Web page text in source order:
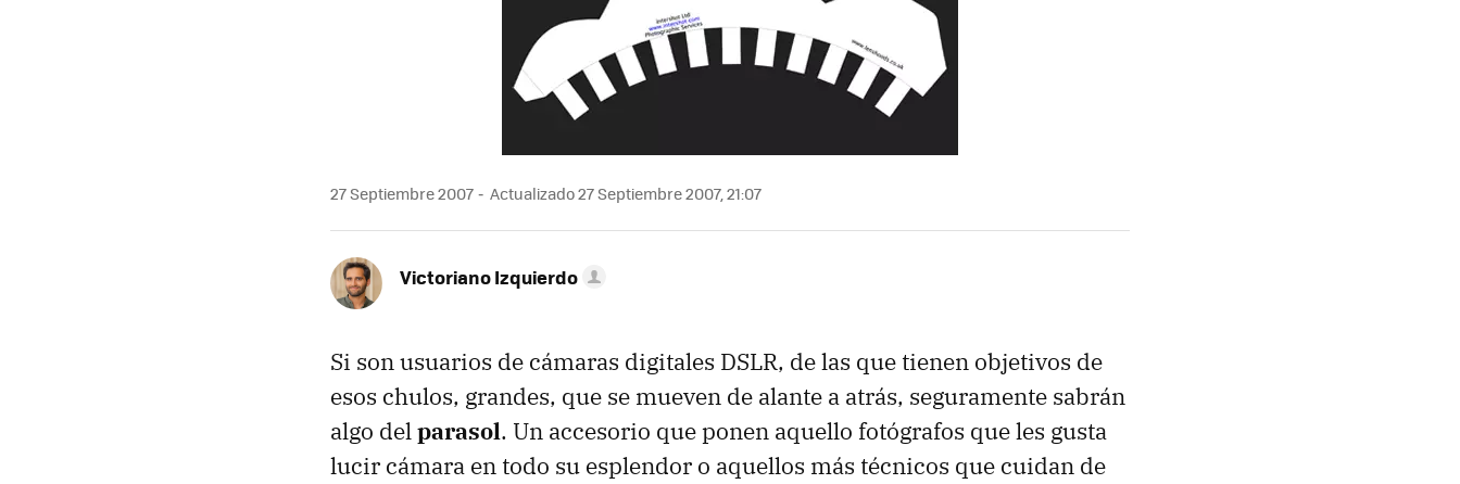
27 Septiembre 2007 Actualizado 27 Septiembre 2007, 21:07
Victoriano Izquierdo
Si son usuarios de cámaras digitales DSLR, de las que tienen objetivos de
esos chulos, grandes, que se mueven de alante a atrás, seguramente sabrán
algo delparasol. Un accesorio que ponen aquello fotógrafos que les gusta
lucir cámara en todo su esplendor o aquellos más técnicos que cuidan de